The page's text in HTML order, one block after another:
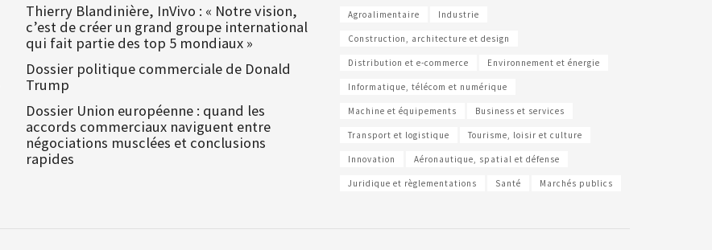
Thierry Blandinière, InVivo : « Notre vision,
c’est de créer un grand groupe international
qui fait partie des top 5 mondiaux »
Dossier politique commerciale de Donald
Trump
Dossier Union européenne : quand les
accords commerciaux naviguent entre
négociations musclées et conclusions
rapides
Agroalimentaire Industrie
Construction, architecture et design
Distribution et e-commerce Environnement et énergie
Informatique, télécom et numérique
Machine et équipements Business et services
Transport et logistique Tourisme, loisir et culture
Innovation Aéronautique, spatial et défense
Juridique et règlementations Santé Marchés publics